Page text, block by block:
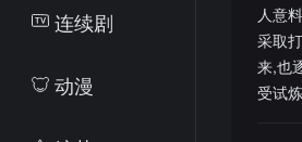
连续剧
动漫
人意
采取
来,也
受试